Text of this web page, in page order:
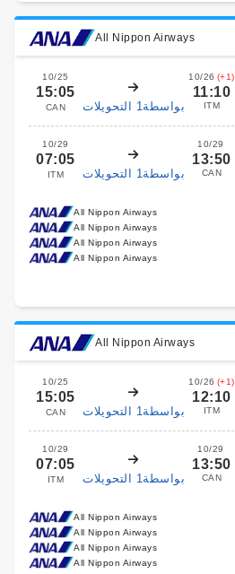
All Nippon Airways
10/25
15:05
CAN بواسطة1 التحويلات
10/26 (+1)
11:10
ITM
10/29
07:05
ITM بواسطة1 التحويلات
10/29
13:50
CAN
All Nippon Airways
All Nippon Airways
All Nippon Airways
All Nippon Airways
All Nippon Airways
10/25
15:05
CAN بواسطة1 التحويلات
10/26 (+1)
12:10
ITM
10/29
07:05
ITM بواسطة1 التحويلات
10/29
13:50
CAN
All Nippon Airways
All Nippon Airways
All Nippon Airways
All Nippon Airways